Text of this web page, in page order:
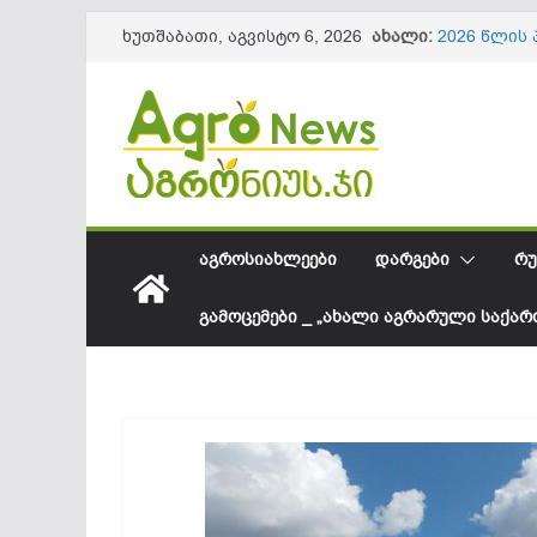
content
ხუთშაბათი, აგვისტო 6, 2026 ახალი: 2026 წლის
10
ნაყოფის
გარემოს
401 ტყის
ᲐᲒᲠᲝᲡᲘᲐᲮᲚᲔᲔᲑᲘ ᲓᲐᲠᲒᲔᲑᲘ
ᲒᲐᲛᲝᲪᲔᲛᲔᲑᲘ _ „ᲐᲮᲐᲚᲘ ᲐᲒᲠᲐᲠᲣᲚᲘ